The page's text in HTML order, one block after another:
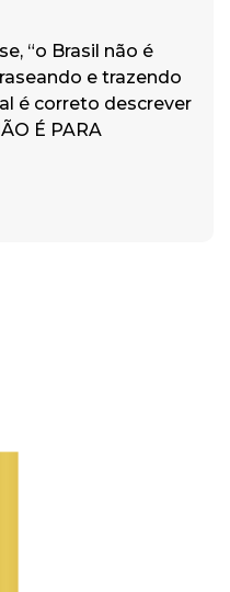
“o Brasil não é
e trazendo
é correto descrever
É PARA